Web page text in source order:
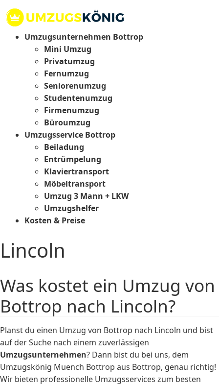
Umzugsunternehmen Bottrop
Mini Umzug
Privatumzug
Fernumzug
Seniorenumzug
Studentenumzug
Firmenumzug
Büroumzug
Umzugsservice Bottrop
Beiladung
Entrümpelung
Klaviertransport
Möbeltransport
Umzug 3 Mann + LKW
Umzugshelfer
Kosten & Preise
Lincoln
Was kostet ein Umzug von
Bottrop nach Lincoln?
Planst du einen Umzug von Bottrop nach Lincoln und bist
auf der Suche nach einem zuverlässigen
Umzugsunternehmen? Dann bist du bei uns, dem
Umzugskönig Muench Bottrop aus Bottrop, genau richtig!
Wir bieten professionelle Umzugsservices zum besten